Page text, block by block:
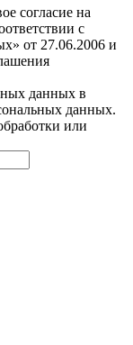
согласие на
с
от 27.06.2006 и
данных в
данных.
или